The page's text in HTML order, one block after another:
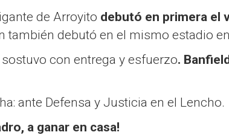
de Arroyito debutó en primera el
también debutó en el mismo estadio
con entrega y esfuerzo.
ante Defensa y Justicia en el Lencho.
a ganar en casa!